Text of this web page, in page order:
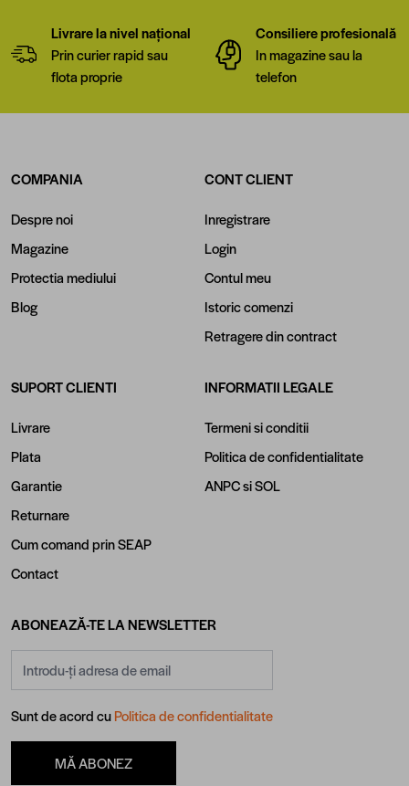
Livrare la nivel național
Prin curier rapid sau
flota proprie
Consiliere profesională
In magazine sau la
telefon
COMPANIA
Despre noi
Magazine
Protectia mediului
Blog
CONT CLIENT
Inregistrare
Login
Contul meu
Istoric comenzi
Retragere din contract
SUPORT CLIENTI
Livrare
Plata
Garantie
Returnare
Cum comand prin SEAP
Contact
INFORMATII LEGALE
Termeni si conditii
Politica de confidentialitate
ANPCsiSOL
ABONEAZĂ-TE LA NEWSLETTER
Sunt de acord cuPolitica de confidentialitate
MĂ ABONEZ